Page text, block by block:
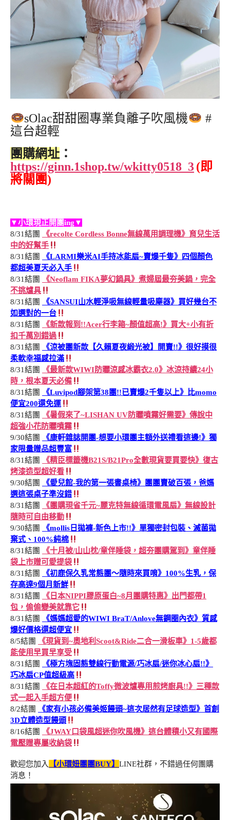
sOlac甜甜圈專業負離子吹風機
#
這台超輕
團購網址 ：
https://ginn.1shop.tw/wkitty0518_3(即
將關團)
▼小環現正開團ing▼
8/31結團
《recolte Cordless Bonne無線萬用調理機》育兒生活
中的好幫手
8/31結團
《LARMI樂米AI手持冰能扇~賣爆千隻》四個顏色
都超美夏天必入手
8/31結團
《Neoflam FIKA夢幻鍋具》煮婦屆最夯美鍋，完全
不挑爐具
8/31結團
《SANSUI山水輕淨吸無線輕量吸塵器》買好幾台不
如選對的一台
8/31結團
《新款報到!!Acer行李箱~顏值超高!》買大+小有折
扣千萬別錯過
8/31結團
《涼被團新款【久賴夏夜緞光被】開賣!!》很好摸很
柔軟幸福感拉滿
8/31結團
《最新款WIWI防曬涼感冰霸衣2.0》冰涼持續24小
時，根本夏天必備
8/31結團
《Luvipod腳架第38團!!已賣爆2千隻以上》比momo
便宜200還免運
8/31結團
《暑假來了~LISHAN UV防曬噴霧好需要》傳說中
超強小花防曬噴霧
9/30結團
《康軒雜誌開團-想要小環團主額外送禮看這邊!》獨
家限量贈品超豐富
8/31結團
《精臣標籤機B21S/B21Pro全數現貨要買要快》復古
烤漆造型超好看
9/30結團
《愛兒館-我的第一張書桌椅》團團賣破百張，爸媽
選這張桌子準沒錯
8/31結團
《團購現省千元~麗克特無線循環電風扇》無線設計
隨時可自由移動
9/30結團
《mollis日拋褲-新色上市!!》單獨密封包裝、滅菌拋
棄式、100%純棉
8/31結團
《十月被/山山枕/童伴睡袋，超夯團購駕到》童伴睡
袋上市贈可愛提袋
8/31結團
《初鹿保久乳常態團～隨時來買唷》100%生乳，保
存高達9個月新鮮
8/31結團
《日本NIPPI膠原蛋白~8月團購特惠》出門都帶1
包，偷偷變美就靠它
8/31結團
《媽媽超愛的WIWI BraT/Anlove無鋼圈內衣》質感
爆好價格還超便宜
8/5結團
《現貨到~奧地利Scoot&Ride二合一滑板車》1-5歲都
能使用早買早享受
8/31結團
《極方塊固態雙線行動電源/巧冰扇/迷你冰心扇!!》
巧冰扇CP值超級高
8/31結團
《在日本超紅的Toffy微波爐專用煎烤廚具!!》三種款
式一起入手超方便
8/2結團
《家有小孩必備美姬饅頭~這次居然有足球造型》首創
3D立體造型饅頭
8/16結團
《JWAY口袋風超迷你吹風機》這台體積小又有國際
電壓贈專屬收納袋
歡迎您加入 【小環妞團團BUY】 LINE社群，不錯過任何團購
消息！